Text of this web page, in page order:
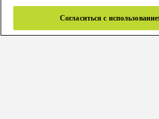
Правила и
Согласиться с